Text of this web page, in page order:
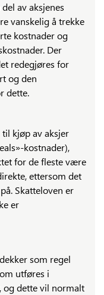
av aksjenes
vanskelig å trekke
kostnader og
Der
redegjøres for
og den
dette.
kjøp av aksjer
kostnader),
for de fleste være
ettersom det
Skatteloven er
er
som regel
utføres i
og dette vil normalt